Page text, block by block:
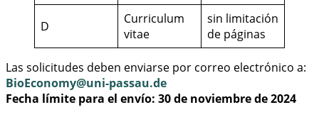
D
Curriculum
vitae
sin limitación
de páginas
Las solicitudes deben enviarse por correo electrónico a:
BioEconomy@uni-passau.de
Fecha límite para el envío: 30 de noviembre de 2024